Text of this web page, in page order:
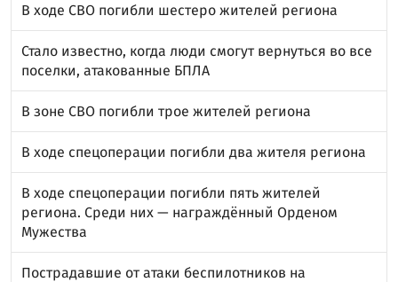
В ходе СВО погибли шестеро жителей региона
Стало известно, когда люди смогут вернуться во все
поселки, атакованные БПЛА
В зоне СВО погибли трое жителей региона
В ходе спецоперации погибли два жителя региона
В ходе спецоперации погибли пять жителей
региона. Среди них — награждённый Орденом
Мужества
Пострадавшие от атаки беспилотников на